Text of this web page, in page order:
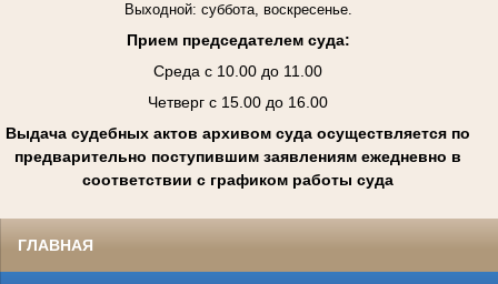
Выходной: суббота, воскресенье.
Прием председателем суда:
Среда с 10.00 до 11.00
Четверг с 15.00 до 16.00
Выдача судебных актов архивом суда осуществляется по
предварительно поступившим заявлениям ежедневно в
соответствии с графиком работы суда
ГЛАВНАЯ